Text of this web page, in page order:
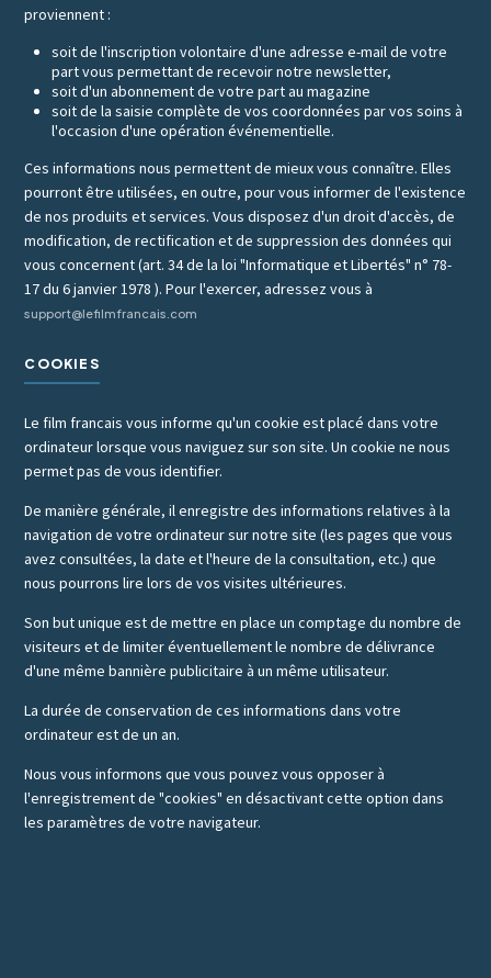
proviennent :
soit de l'inscription volontaire d'une adresse e-mail de votre
part vous permettant de recevoir notre newsletter,
soit d'un abonnement de votre part au magazine
soit de la saisie complète de vos coordonnées par vos soins à
l'occasion d'une opération événementielle.
Ces informations nous permettent de mieux vous connaître. Elles
pourront être utilisées, en outre, pour vous informer de l'existence
de nos produits et services. Vous disposez d'un droit d'accès, de
modification, de rectification et de suppression des données qui
vous concernent (art. 34 de la loi "Informatique et Libertés" n° 78-
17 du 6 janvier 1978 ). Pour l'exercer, adressez vous à
support@lefilmfrancais.com
COOKIES
Le film francais vous informe qu'un cookie est placé dans votre
ordinateur lorsque vous naviguez sur son site. Un cookie ne nous
permet pas de vous identifier.
De manière générale, il enregistre des informations relatives à la
navigation de votre ordinateur sur notre site (les pages que vous
avez consultées, la date et l'heure de la consultation, etc.) que
nous pourrons lire lors de vos visites ultérieures.
Son but unique est de mettre en place un comptage du nombre de
visiteurs et de limiter éventuellement le nombre de délivrance
d'une même bannière publicitaire à un même utilisateur.
La durée de conservation de ces informations dans votre
ordinateur est de un an.
Nous vous informons que vous pouvez vous opposer à
l'enregistrement de "cookies" en désactivant cette option dans
les paramètres de votre navigateur.